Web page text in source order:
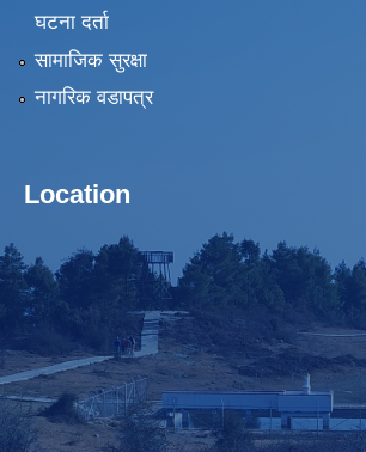
घटना दर्ता
सामाजिक सुरक्षा
नागरिक वडापत्र
Location